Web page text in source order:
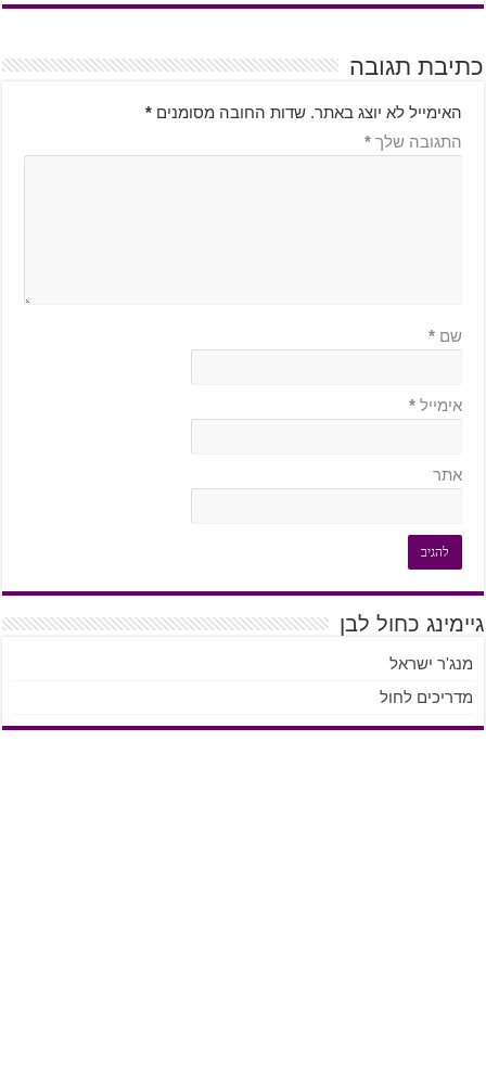
כתיבת תגובה
האימייל לא יוצג באתר. שדות החובה מסומנים *
התגובה שלך *
שם *
אימייל *
אתר
גיימינג כחול לבן
מנג'ר ישראל
מדריכים לחול